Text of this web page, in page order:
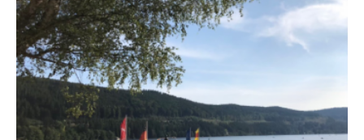
ライフスタイル
著者一覧
ライター募集